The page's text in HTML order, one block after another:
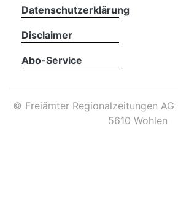
Datenschutzerklärung
Disclaimer
Abo-Service
© Freiämter Regionalzeitungen
5610 Wohlen